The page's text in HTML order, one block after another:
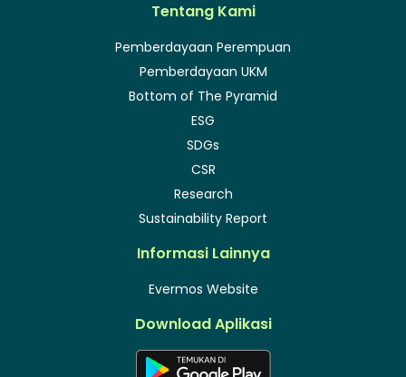
Tentang Kami
Pemberdayaan Perempuan
Pemberdayaan UKM
Bottom of The Pyramid
ESG
SDGs
CSR
Research
Sustainability Report
Informasi Lainnya
Evermos Website
Download Aplikasi